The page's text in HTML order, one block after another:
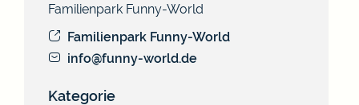
Familienpark Funny-World
Familienpark Funny-World
info@funny-world.de
Kategorie